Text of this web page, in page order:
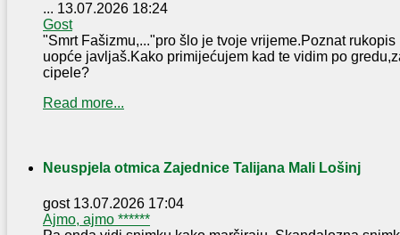
... 13.07.2026 18:24
Gost
"Smrt Fašizmu,..."pro šlo je tvoje vrijeme.Poznat
uopće javljaš.Kako primijećujem kad te vidim po
cipele?
Read more...
Neuspjela otmica Zajednice Talijana Mali Lošinj
gost 13.07.2026 17:04
Ajmo, ajmo ******